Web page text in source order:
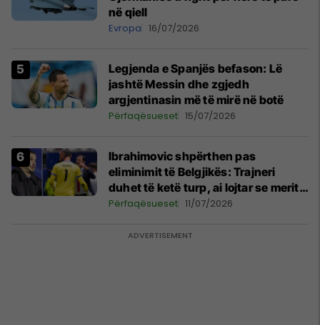
në qiell
Evropa 16/07/2026
Legjenda e Spanjës befason: Lë
jashtë Messin dhe zgjedh
argjentinasin më të mirë në botë
Përfaqësueset 15/07/2026
Ibrahimovic shpërthen pas
eliminimit të Belgjikës: Trajneri
duhet të ketë turp, ai lojtar se meritoi
të luante
Përfaqësueset 11/07/2026